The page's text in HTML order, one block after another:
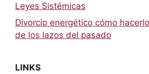
Leyes Sistémicas
Divorcio energético cómo
de los lazos del pasado
LINKS